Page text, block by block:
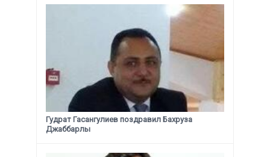
Гудрат Гасангулиев поздравил Бахруза
Джаббарлы